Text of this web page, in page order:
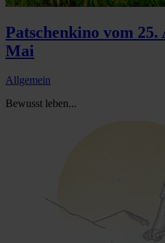
Patschenkino vom
Mai
Allgemein
Bewusst leben...